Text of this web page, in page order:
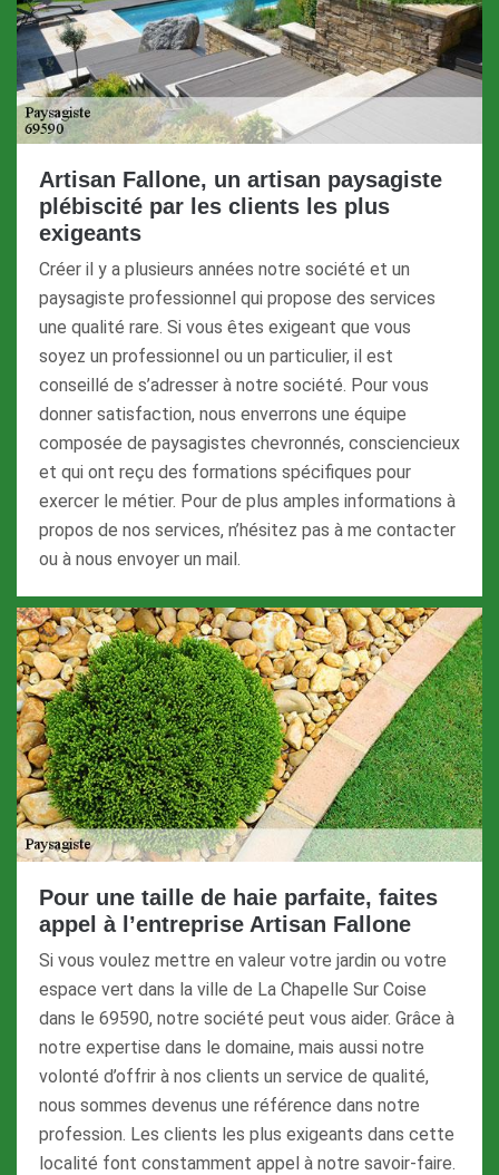
Artisan Fallone, un artisan paysagiste
plébiscité par les clients les plus
exigeants
Créer il y a plusieurs années notre société et un
paysagiste professionnel qui propose des services
une qualité rare. Si vous êtes exigeant que vous
soyez un professionnel ou un particulier, il est
conseillé de s’adresser à notre société. Pour vous
donner satisfaction, nous enverrons une équipe
composée de paysagistes chevronnés, consciencieux
et qui ont reçu des formations spécifiques pour
exercer le métier. Pour de plus amples informations à
propos de nos services, n’hésitez pas à me contacter
ou à nous envoyer un mail.
Pour une taille de haie parfaite, faites
appel à l’entreprise Artisan Fallone
Si vous voulez mettre en valeur votre jardin ou votre
espace vert dans la ville de La Chapelle Sur Coise
dans le 69590, notre société peut vous aider. Grâce à
notre expertise dans le domaine, mais aussi notre
volonté d’offrir à nos clients un service de qualité,
nous sommes devenus une référence dans notre
profession. Les clients les plus exigeants dans cette
localité font constamment appel à notre savoir-faire.